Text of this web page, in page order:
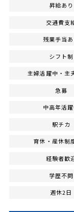
昇給あり
交通費支
残業手当あ
シフト制
主婦活躍中・主
急募
中高年活躍
駅チカ
育休・産休制
経験者歓
学歴不問
週休2日